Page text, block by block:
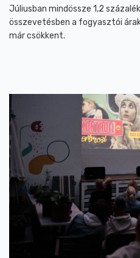
Júliusban mindössze 1,2
összevetésben a fogyasztói
már csökkent.